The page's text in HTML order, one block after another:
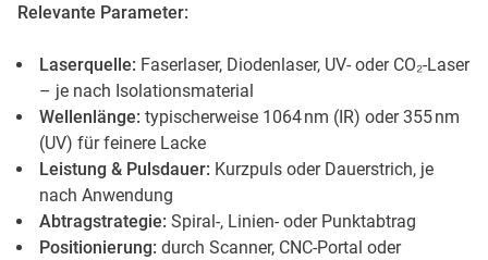
Relevante Parameter:
Laserquelle: Faserlaser, Diodenlaser, UV- oder CO₂-Laser
– je nach Isolationsmaterial
Wellenlänge: typischerweise 1064 nm (IR) oder 355 nm
(UV) für feinere Lacke
Leistung & Pulsdauer: Kurzpuls oder Dauerstrich, je
nach Anwendung
Abtragstrategie: Spiral-, Linien- oder Punktabtrag
Positionierung: durch Scanner, CNC-Portal oder